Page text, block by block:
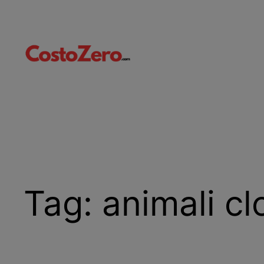
contenuto
Tag: animali